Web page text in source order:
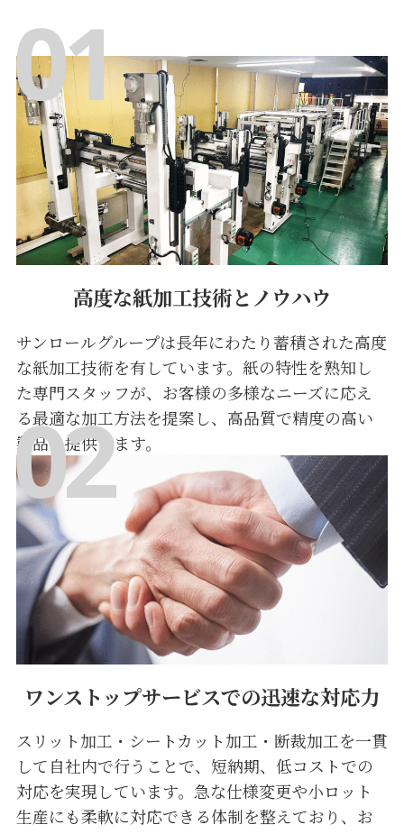
高度な紙加工技術とノウハウ
サンロールグループは長年にわたり蓄積された高度
な紙加工技術を有しています。紙の特性を熟知し
た専門スタッフが、お客様の多様なニーズに応え
る最適な加工方法を提案し、高品質で精度の高い
製品を提供します。
ワンストップサービスでの迅速な対応力
スリット加工・シートカット加工・断裁加工を一貫
して自社内で行うことで、短納期、低コストでの
対応を実現しています。急な仕様変更や小ロット
生産にも柔軟に対応できる体制を整えており、お